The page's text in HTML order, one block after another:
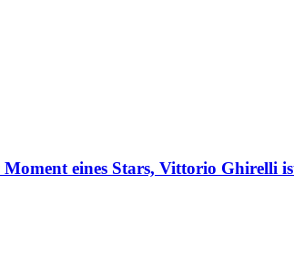
eines Stars, Vittorio Ghirelli